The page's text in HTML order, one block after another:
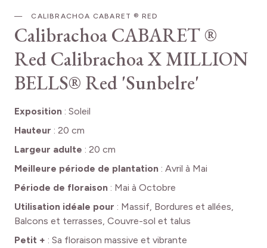
CALIBRACHOA CABARET ® RED
Calibrachoa CABARET ®
RedCalibrachoa X MILLION
BELLS® Red 'Sunbelre'
Exposition : Soleil
Hauteur : 20 cm
Largeur adulte : 20 cm
Meilleure période de plantation : Avril à Mai
Période de floraison : Mai à Octobre
Utilisation idéale pour : Massif, Bordures et allées,
Balcons et terrasses, Couvre-sol et talus
Petit + : Sa floraison massive et vibrante